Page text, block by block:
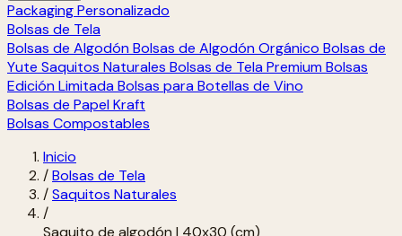
Packaging Personalizado
Bolsas de Tela
Bolsas de Algodón Bolsas de Algodón Orgánico Bolsas de
Yute Saquitos Naturales Bolsas de Tela Premium Bolsas
Edición Limitada Bolsas para Botellas de Vino
Bolsas de Papel Kraft
Bolsas Compostables
Inicio
/Bolsas de Tela
/Saquitos Naturales
/
Saquito de algodón | 40x30 (cm)